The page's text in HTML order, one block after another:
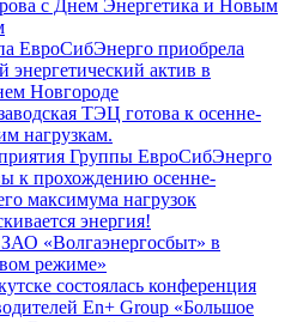
с Днем Энергетика и Новым
ЕвроСибЭнерго приобрела
энергетический актив в
Новгороде
ТЭЦ готова к осенне-
нагрузкам.
Группы ЕвроСибЭнерго
к прохождению осенне-
максимума нагрузок
энергия!
«Волгаэнергосбыт» в
режиме»
состоялась конференция
En+ Group «Большое